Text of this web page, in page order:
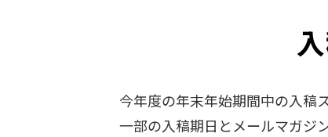
今年度の年末年始期間中の入稿
一部の入稿期日とメールマガジ